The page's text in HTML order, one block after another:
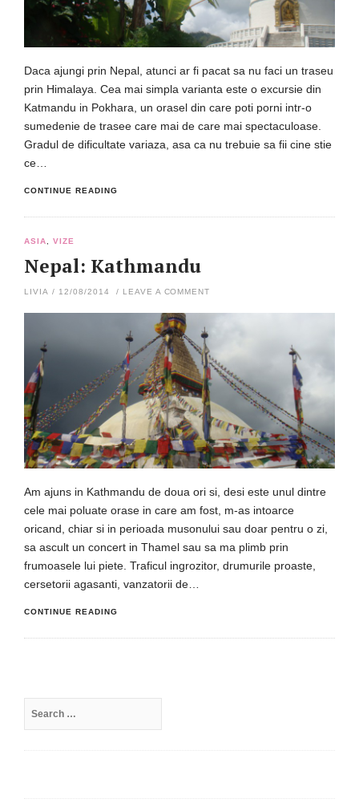
Daca ajungi prin Nepal, atunci ar fi pacat sa nu faci un traseu
prin Himalaya. Cea mai simpla varianta este o excursie din
Katmandu in Pokhara, un orasel din care poti porni intr-o
sumedenie de trasee care mai de care mai spectaculoase.
Gradul de dificultate variaza, asa ca nu trebuie sa fii cine stie
ce…
CONTINUE READING
ASIA VIZE
Nepal: Kathmandu
LIVIA / 12/08/2014 / LEAVE A COMMENT
Am ajuns in Kathmandu de doua ori si, desi este unul dintre
cele mai poluate orase in care am fost, m-as intoarce
oricand, chiar si in perioada musonului sau doar pentru o zi,
sa ascult un concert in Thamel sau sa ma plimb prin
frumoasele lui piete. Traficul ingrozitor, drumurile proaste,
cersetorii agasanti, vanzatorii de…
CONTINUE READING
for: